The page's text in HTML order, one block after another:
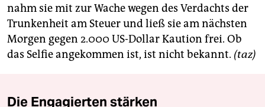
verlag
veranstaltungen
shop
unterstützen
nahm sie mit zur Wache wegen des Verdachts der
Trunkenheit am Steuer und ließ sie am nächsten
Morgen gegen 2.000 US-Dollar Kaution frei. Ob
das Selfie angekommen ist, ist nicht bekannt. (taz)
Die Engagierten stärken